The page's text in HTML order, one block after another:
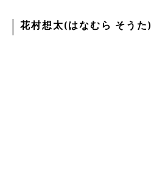
花村想太(はなむら そうた)